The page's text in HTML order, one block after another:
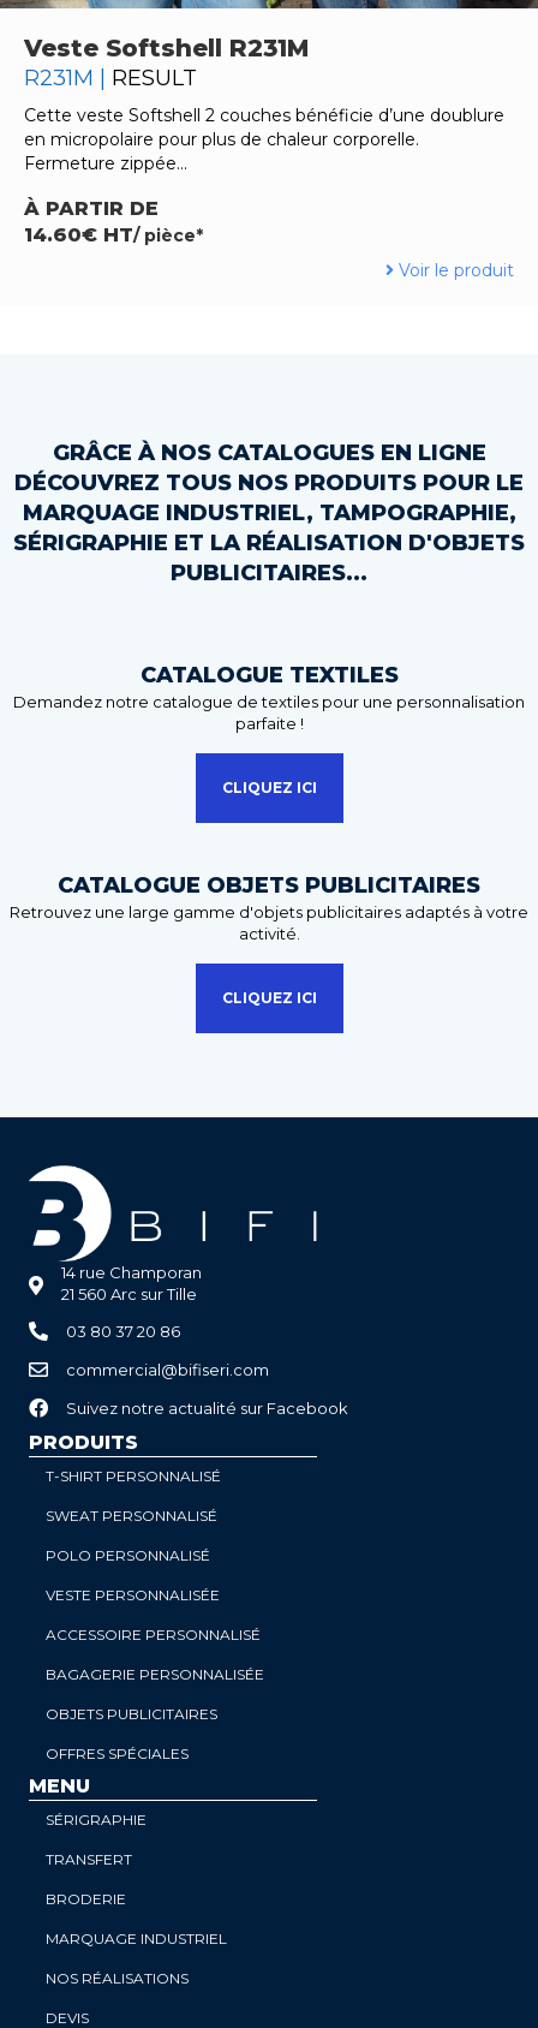
Veste Softshell R231M
R231M | RESULT
Cette veste Softshell 2 couches bénéficie d’une doublure
en micropolaire pour plus de chaleur corporelle.
Fermeture zippée…
À PARTIR DE
14.60€ HT/ pièce*
Voir le produit
GRÂCE À NOS CATALOGUES EN LIGNE
DÉCOUVREZ TOUS NOS PRODUITS POUR LE
MARQUAGE INDUSTRIEL, TAMPOGRAPHIE,
SÉRIGRAPHIE ET LA RÉALISATION D'OBJETS
PUBLICITAIRES...
CATALOGUE TEXTILES
Demandez notre catalogue de textiles pour une personnalisation
parfaite !
CLIQUEZ ICI
CATALOGUE OBJETS PUBLICITAIRES
Retrouvez une large gamme d'objets publicitaires adaptés à votre
activité.
CLIQUEZ ICI
14 rue Champoran
21 560 Arc sur Tille
03 80 37 20 86
commercial@bifiseri.com
Suivez notre actualité sur Facebook
PRODUITS
T-SHIRT PERSONNALISÉ
SWEAT PERSONNALISÉ
POLO PERSONNALISÉ
VESTE PERSONNALISÉE
ACCESSOIRE PERSONNALISÉ
BAGAGERIE PERSONNALISÉE
OBJETS PUBLICITAIRES
OFFRES SPÉCIALES
MENU
SÉRIGRAPHIE
TRANSFERT
BRODERIE
MARQUAGE INDUSTRIEL
NOS RÉALISATIONS
DEVIS